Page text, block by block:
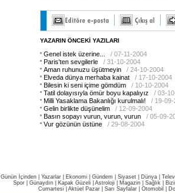
YAZARIN ÖNCEKİ YAZILARI
Genel istek üzerine...
/ 07-11-2004
Paris'ten sevgilerle
/ 31-10-2004
Aman ruhunuzu üşütmeyin
/ 24-10-2004
Elveda dünya merhaba kainat
/ 17-10-2004
Bilesin ki seni içime gömdüm
/ 10-10-2004
Tatil dolayısıyla ömür boyu kapalıyız
/ 03-
Milli Yasaklama Bakanlığı kurulmalı!
/ 19-09-
Gelin birlikte düşünelim
/ 12-09-2004
Basın sopayı vurun, vurun, vurun
/ 05-09-
Vur gözünün üstüne
/ 29-08-2004
Günün İçinden Yazarlar Ekonomi Gündem Siyaset Dünya |
Spor
Günaydın Kapak Güzeli Astroloji Magazin Sağlık
Cumartesi| Aktüel Pazar| Sarı Sayfalar| Otomobil